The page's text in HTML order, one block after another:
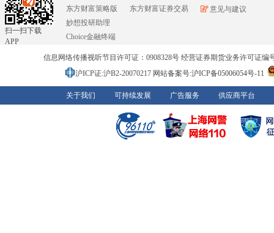
扫一扫下载
APP
东方财富策略版
妙想投研助理
Choice金融终端
东方财富证券交易
意见与建议
信息网络传播视听节目许可证：0908328号 经营证券期货业务许可证编
沪ICP证:沪B2-20070217 网站备案号:沪ICP备05006054号-11
关于我们 可持续发展 广告服务 供应商平台